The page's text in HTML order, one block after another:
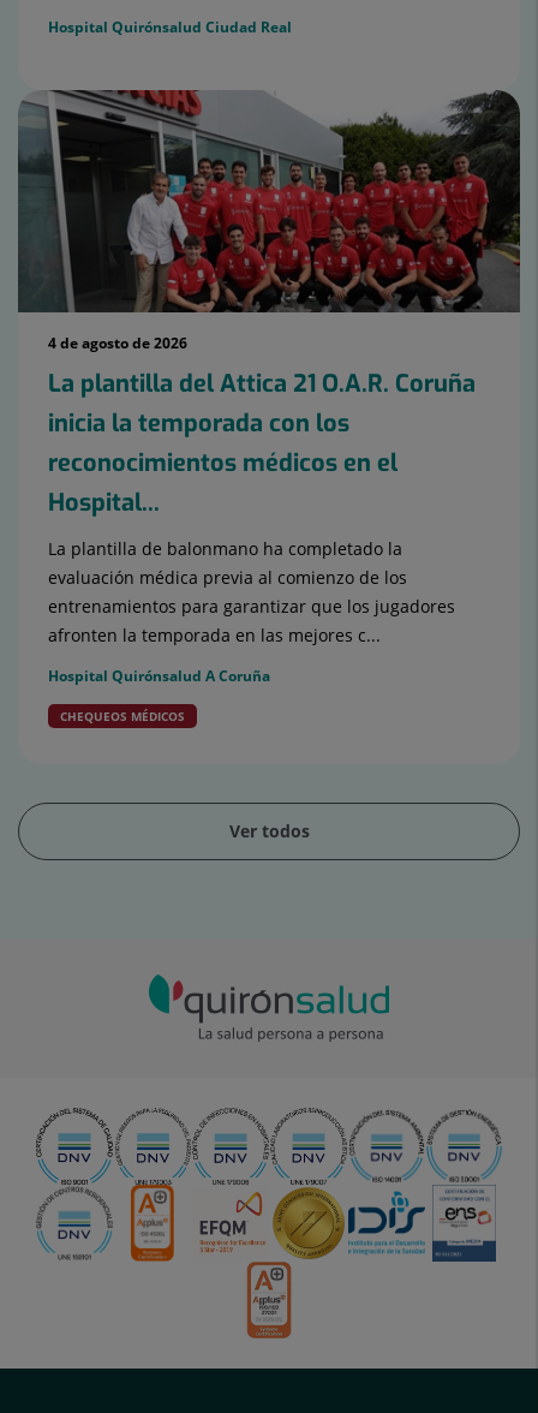
Hospital Quirónsalud Ciudad Real
4 de agosto de 2026
La plantilla del Attica 21 O.A.R. Coruña
inicia la temporada con los
reconocimientos médicos en el
Hospital...
La plantilla de balonmano ha completado la
evaluación médica previa al comienzo de los
entrenamientos para garantizar que los jugadores
afronten la temporada en las mejores c...
Hospital Quirónsalud A Coruña
CHEQUEOS MÉDICOS
Ver todos